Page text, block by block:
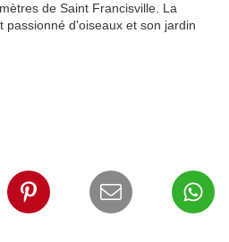
de Saint Francisville. La
passionné d'oiseaux et son jardin